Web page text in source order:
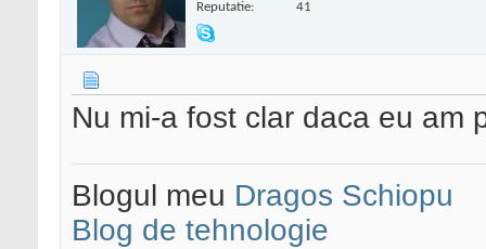
Reputatie: 41
Nu mi-a fost clar daca eu
Blogul meu Dragos Schiopu
Blog de tehnologie